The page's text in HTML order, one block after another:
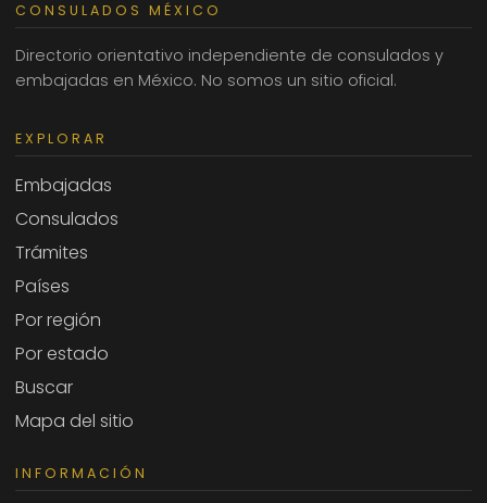
CONSULADOS MÉXICO
Directorio orientativo independiente de consulados y
embajadas en México. No somos un sitio oficial.
EXPLORAR
Embajadas
Consulados
Trámites
Países
Por región
Por estado
Buscar
Mapa del sitio
INFORMACIÓN